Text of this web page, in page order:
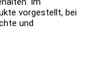
vorgestellt, bei
und